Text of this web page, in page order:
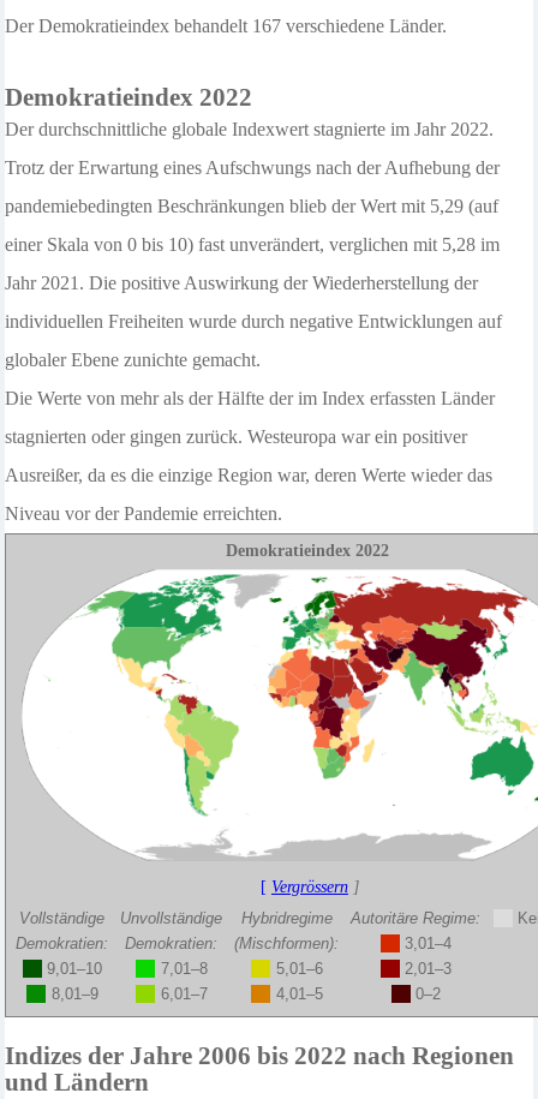
Der Demokratieindex behandelt 167 verschiedene Länder.
Demokratieindex 2022
Der durchschnittliche globale Indexwert stagnierte im Jahr 2022.
Trotz der Erwartung eines Aufschwungs nach der Aufhebung der
pandemiebedingten Beschränkungen blieb der Wert mit 5,29 (auf
einer Skala von 0 bis 10) fast unverändert, verglichen mit 5,28 im
Jahr 2021. Die positive Auswirkung der Wiederherstellung der
individuellen Freiheiten wurde durch negative Entwicklungen auf
globaler Ebene zunichte gemacht.
Die Werte von mehr als der Hälfte der im Index erfassten Länder
stagnierten oder gingen zurück. Westeuropa war ein positiver
Ausreißer, da es die einzige Region war, deren Werte wieder das
Niveau vor der Pandemie erreichten.
Demokratieindex 2022
[ Vergrössern]
Vollständige
Demokratien:
9,01–10
8,01–9
Unvollständige
Demokratien:
7,01–8
6,01–7
Hybridregime
(Mischformen):
5,01–6
4,01–5
Autoritäre Regime:
3,01–4
2,01–3
0–2
Indizes der Jahre 2006 bis 2022 nach Regionen
und Ländern